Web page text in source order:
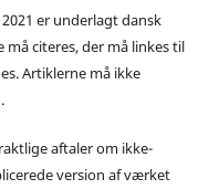
er underlagt dansk
citeres, der må linkes til
Artiklerne må ikke
aftaler om ikke-
version af værket